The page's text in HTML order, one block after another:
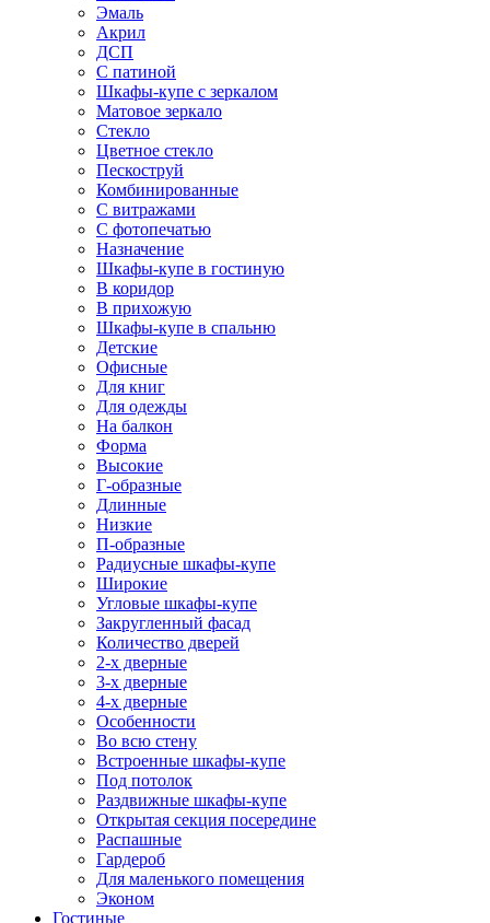
Эмаль
Акрил
ДСП
С патиной
Шкафы-купе с зеркалом
Матовое зеркало
Стекло
Цветное стекло
Пескоструй
Комбинированные
С витражами
С фотопечатью
Назначение
Шкафы-купе в гостиную
В коридор
В прихожую
Шкафы-купе в спальню
Детские
Офисные
Для книг
Для одежды
На балкон
Форма
Высокие
Г-образные
Длинные
Низкие
П-образные
Радиусные шкафы-купе
Широкие
Угловые шкафы-купе
Закругленный фасад
Количество дверей
2-х дверные
3-х дверные
4-х дверные
Особенности
Во всю стену
Встроенные шкафы-купе
Под потолок
Раздвижные шкафы-купе
Открытая секция посередине
Распашные
Гардероб
Для маленького помещения
Эконом
Гостиные